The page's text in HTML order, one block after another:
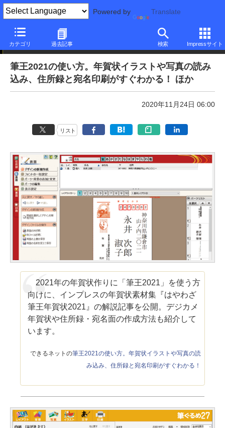
Powered by Translate
カテゴリ 過去記事 検索 Impressサイト
本日のできるネット
筆王2021の使い方。年賀状イラストや写真の読み
込み、住所録と宛名印刷がすぐわかる！ ほか
2020年11月24日 06:00
リスト
2021年の年賀状作りに「筆王2021」を使う方
向けに、インプレスの年賀状素材集『はやわざ
筆王年賀状2021』の解説記事を公開。デジカメ
年賀状や住所録・宛名面の作成方法も紹介して
います。
できるネットの筆王2021の使い方。年賀状イラストや写真の読
み込み、住所録と宛名印刷がすぐわかる！